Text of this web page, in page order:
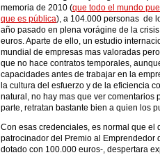
memoria de 2010 (que todo el mundo
que es pública), a 104.000 personas de
año pasado en plena vorágine de la
euros. Aparte de ello, un estudio
mundial de empresas mas valoradas
que no hace contratos temporales,
capacidades antes de trabajar en la
la cultura del esfuerzo y de la eficiencia
natural, no hay mas que ver comentarios
parte, retratan bastante bien a quien los
Con esas credenciales, es normal que el
patrocinador del Premio al Emprendedor
dotado con 100.000 euros-, despertara